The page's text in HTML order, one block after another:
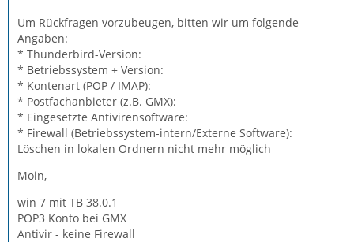
Um Rückfragen vorzubeugen, bitten wir um folgende
Angaben:
* Thunderbird-Version:
* Betriebssystem + Version:
* Kontenart (POP / IMAP):
* Postfachanbieter (z.B. GMX):
* Eingesetzte Antivirensoftware:
* Firewall (Betriebssystem-intern/Externe Software):
Löschen in lokalen Ordnern nicht mehr möglich
Moin,
win 7 mit TB 38.0.1
POP3 Konto bei GMX
Antivir - keine Firewall